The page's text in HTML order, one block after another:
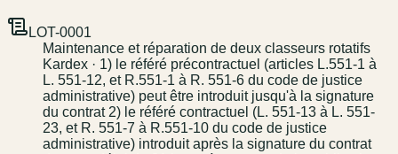
LOT-0001
Maintenance et réparation de deux classeurs rotatifs
Kardex · 1) le référé précontractuel (articles L.551-1 à
L. 551-12, et R.551-1 à R. 551-6 du code de justice
administrative) peut être introduit jusqu'à la signature
du contrat 2) le référé contractuel (L. 551-13 à L. 551-
23, et R. 551-7 à R.551-10 du code de justice
administrative) introduit après la signature du contrat